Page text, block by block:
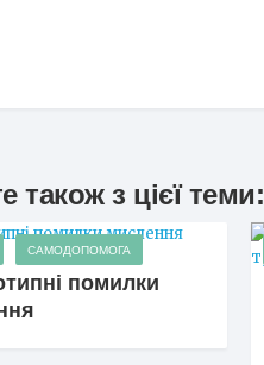
також з цієї теми:
САМОДОПОМОГА
помилки